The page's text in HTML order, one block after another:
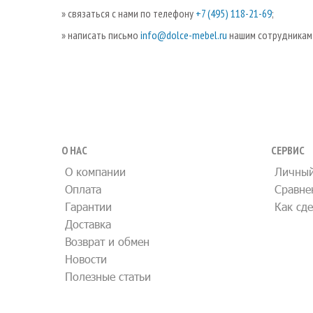
» связаться с нами по телефону +7 (495) 118-21-69;
» написать письмо info@dolce-mebel.ru нашим
О НАС
О компании
Оплата
Гарантии
Доставка
Возврат и обмен
Новости
Полезные статьи
СЕРВИС
Как